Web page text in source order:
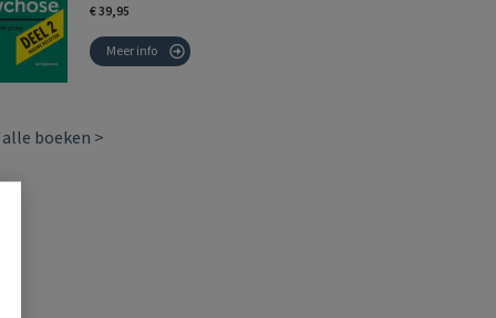
€ 39,95
Meer info
boeken >